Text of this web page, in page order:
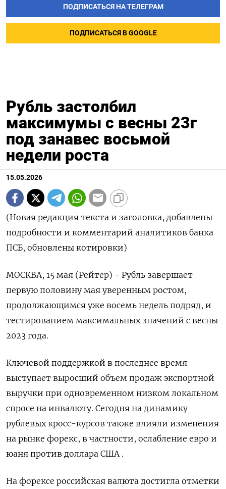
ПОДПИСАТЬСЯ НА ТЕЛЕГРАМ
ПОДПИСАТЬСЯ В GOOGLE
Рубль застолбил
максимумы с весны 23г
под занавес восьмой
недели роста
15.05.2026
(Новая редакция текста и заголовка, добавлены
подробности и комментарий аналитиков банка
ПСБ, обновлены котировки)
МОСКВА, 15 мая (Рейтер) - Рубль завершает
первую половину мая уверенным ростом,
продолжающимся уже восемь недель подряд, и
тестированием максимальных значений с весны
2023 года.
Ключевой поддержкой в последнее время
выступает выросший объем продаж экспортной
выручки ‌при одновременном низком локальном
спросе на инвалюту. Сегодня на динамику
рублевых кросс-курсов также влияли изменения
на рынке форекс, в частности, ослабление евро и
юаня против доллара США .
На форексе российская валюта достигла отметки